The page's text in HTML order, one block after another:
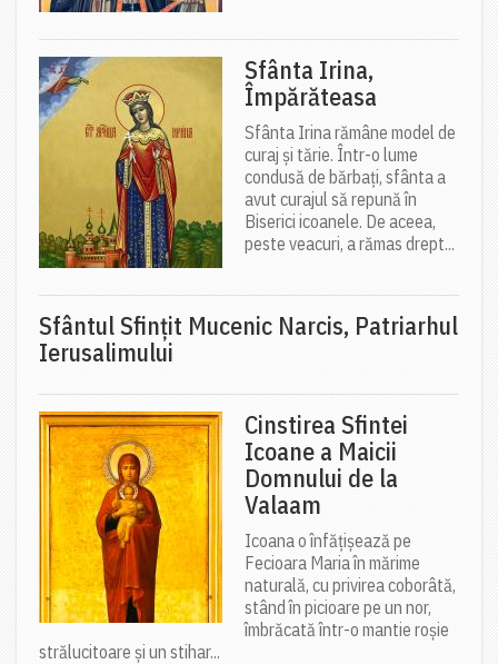
Sfânta Irina,
Împărăteasa
Sfânta Irina rămâne model de
curaj și tărie. Într-o lume
condusă de bărbați, sfânta a
avut curajul să repună în
Biserici icoanele. De aceea,
peste veacuri, a rămas drept...
Sfântul Sfinţit Mucenic Narcis, Patriarhul
Ierusalimului
Cinstirea Sfintei
Icoane a Maicii
Domnului de la
Valaam
Icoana o înfățișează pe
Fecioara Maria în mărime
naturală, cu privirea coborâtă,
stând în picioare pe un nor,
îmbrăcată într-o mantie roșie
strălucitoare și un stihar...